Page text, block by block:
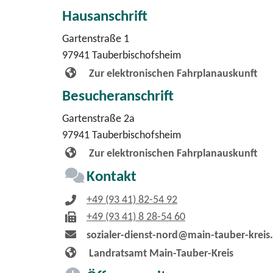
Hausanschrift
Gartenstraße 1
97941 Tauberbischofsheim
Zur elektronischen Fahrplanauskunft
Besucheranschrift
Gartenstraße 2a
97941 Tauberbischofsheim
Zur elektronischen Fahrplanauskunft
Kontakt
+49 (93 41) 82-54 92
+49 (93 41) 8 28-54 60
sozialer-dienst-nord@main-tauber-
Landratsamt Main-Tauber-Kreis